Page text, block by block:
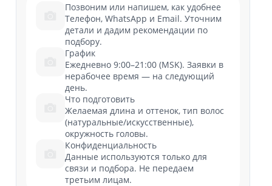
Позвоним или напишем, как удобнее
Телефон, WhatsApp и Email. Уточним
детали и дадим рекомендации по
подбору.
График
Ежедневно 9:00–21:00 (MSK). Заявки в
нерабочее время — на следующий
день.
Что подготовить
Желаемая длина и оттенок, тип волос
(натуральные/искусственные),
окружность головы.
Конфиденциальность
Данные используются только для
связи и подбора. Не передаем
третьим лицам.